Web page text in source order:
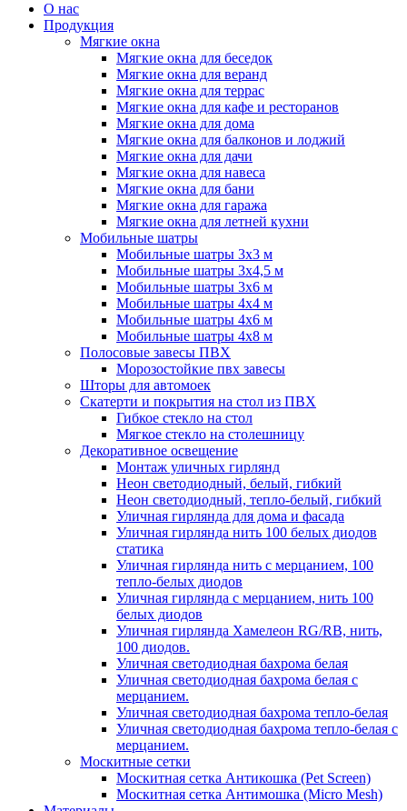
О нас
Продукция
Мягкие окна
Мягкие окна для беседок
Мягкие окна для веранд
Мягкие окна для террас
Мягкие окна для кафе и ресторанов
Мягкие окна для дома
Мягкие окна для балконов и лоджий
Мягкие окна для дачи
Мягкие окна для навеса
Мягкие окна для бани
Мягкие окна для гаража
Мягкие окна для летней кухни
Мобильные шатры
Мобильные шатры 3х3 м
Мобильные шатры 3х4,5 м
Мобильные шатры 3х6 м
Мобильные шатры 4х4 м
Мобильные шатры 4х6 м
Мобильные шатры 4х8 м
Полосовые завесы ПВХ
Морозостойкие пвх завесы
Шторы для автомоек
Скатерти и покрытия на стол из ПВХ
Гибкое стекло на стол
Мягкое стекло на столешницу
Декоративное освещение
Монтаж уличных гирлянд
Неон светодиодный, белый, гибкий
Неон светодиодный, тепло-белый, гибкий
Уличная гирлянда для дома и фасада
Уличная гирлянда нить 100 белых диодов
статика
Уличная гирлянда нить с мерцанием, 100
тепло-белых диодов
Уличная гирлянда с мерцанием, нить 100
белых диодов
Уличная гирлянда Хамелеон RG/RB, нить,
100 диодов.
Уличная светодиодная бахрома белая
Уличная светодиодная бахрома белая с
мерцанием.
Уличная светодиодная бахрома тепло-белая
Уличная светодиодная бахрома тепло-белая с
мерцанием.
Москитные сетки
Москитная сетка Антикошка (Pet Screen)
Москитная сетка Антимошка (Micro Mesh)